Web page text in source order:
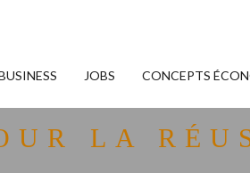
JOBS CONCEPTS
LA